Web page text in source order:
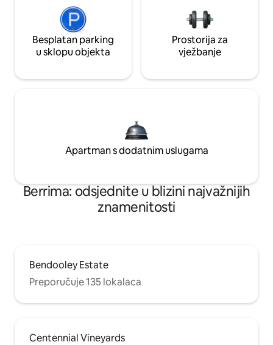
Besplatan parking
u sklopu objekta
Prostorija za
vježbanje
Apartman s dodatnim uslugama
Berrima: odsjednite u blizini najvažnijih
znamenitosti
Bendooley Estate
Preporučuje 135 lokalaca
Centennial Vineyards